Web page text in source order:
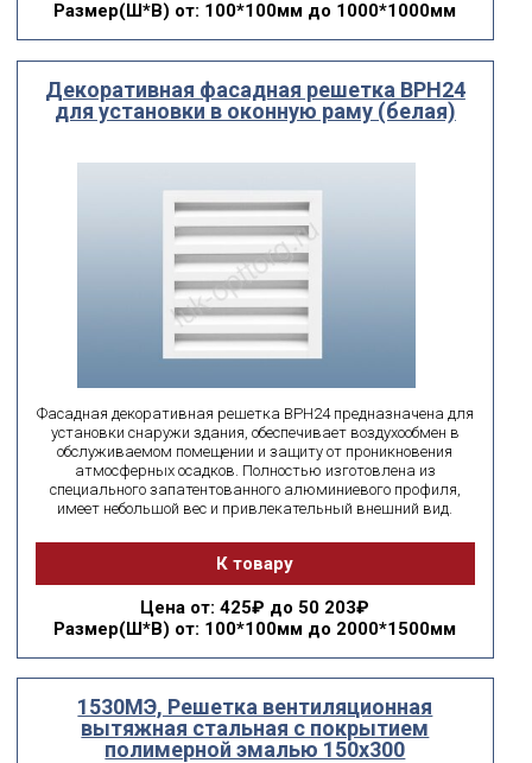
Размер(Ш*В) от: 100*100мм до 1000*1000мм
Декоративная фасадная решетка ВРН24
для установки в оконную раму (белая)
Фасадная декоративная решетка ВРН24 предназначена для
установки снаружи здания, обеспечивает воздухообмен в
обслуживаемом помещении и защиту от проникновения
атмосферных осадков. Полностью изготовлена из
специального запатентованного алюминиевого профиля,
имеет небольшой вес и привлекательный внешний вид.
К товару
Цена от: 425₽ до 50 203₽
Размер(Ш*В) от: 100*100мм до 2000*1500мм
1530МЭ, Решетка вентиляционная
вытяжная стальная с покрытием
полимерной эмалью 150х300